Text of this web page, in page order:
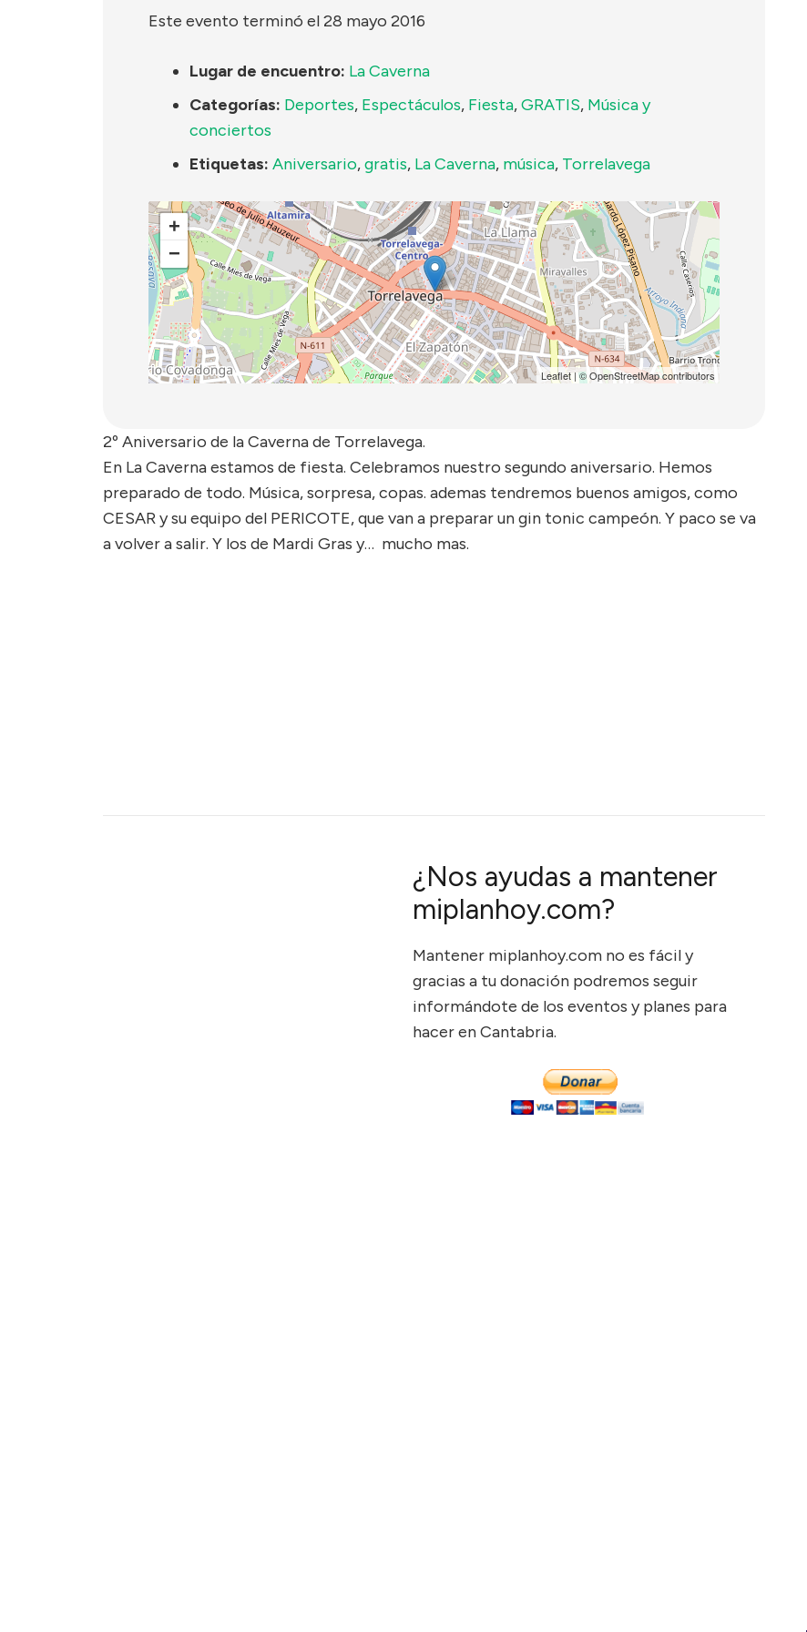
Este evento terminó el 28 mayo 2016
Lugar de encuentro: La Caverna
Categorías: Deportes, Espectáculos, Fiesta,GRATIS, Música y
conciertos
Etiquetas: Aniversario,gratis, La Caverna, música, Torrelavega
+
−
Leaflet| ©OpenStreetMapcontributors
2º Aniversario de la Caverna de Torrelavega.
En La Caverna estamos de fiesta. Celebramos nuestro segundo aniversario. Hemos
preparado de todo. Música, sorpresa, copas. ademas tendremos buenos amigos, como
CESAR y su equipo del PERICOTE, que van a preparar un gin tonic campeón. Y paco se va
a volver a salir. Y los de Mardi Gras y… mucho mas.
¿Nos ayudas a mantener
miplanhoy.com?
Mantener miplanhoy.com no es fácil y
gracias a tu donación podremos seguir
informándote de los eventos y planes para
hacer en Cantabria.